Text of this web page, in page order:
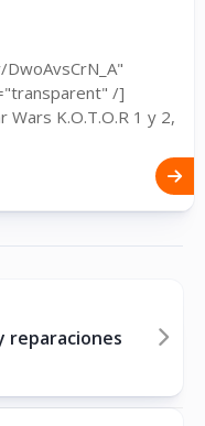
/]
K.O.T.O.R 1 y 2,
reparaciones